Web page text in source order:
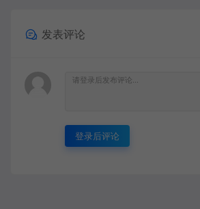
发表评论
登录后评论